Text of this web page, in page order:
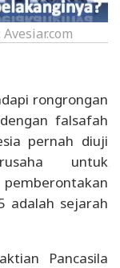
rongrongan
falsafah
pernah diuji
untuk
adalah sejarah
Pancasila